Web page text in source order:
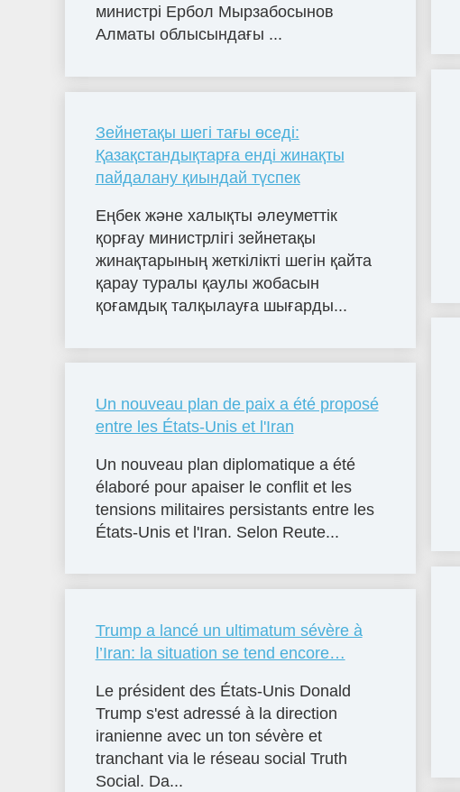
министрі Ербол Мырзабосынов
Алматы облысындағы ...
Зейнетақы шегі тағы өседі:
Қазақстандықтарға енді жинақты
пайдалану қиындай түспек
Еңбек және халықты әлеуметтік
қорғау министрлігі зейнетақы
жинақтарының жеткілікті шегін қайта
қарау туралы қаулы жобасын
қоғамдық талқылауға шығарды...
Un nouveau plan de paix a été proposé
entre les États-Unis et l'Iran
Un nouveau plan diplomatique a été
élaboré pour apaiser le conflit et les
tensions militaires persistants entre les
États-Unis et l'Iran. Selon Reute...
Trump a lancé un ultimatum sévère à
l’Iran: la situation se tend encore…
Le président des États-Unis Donald
Trump s'est adressé à la direction
iranienne avec un ton sévère et
tranchant via le réseau social Truth
Social. Da...